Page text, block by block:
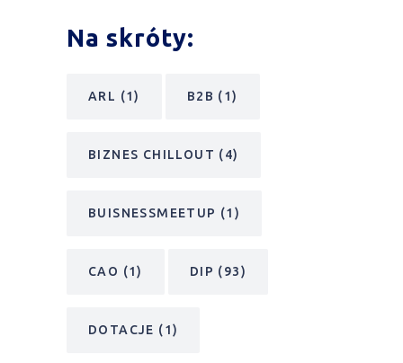
Na skróty:
ARL (1) B2B (1)
BIZNES CHILLOUT (4)
BUISNESSMEETUP (1)
CAO (1) DIP (93)
DOTACJE (1)